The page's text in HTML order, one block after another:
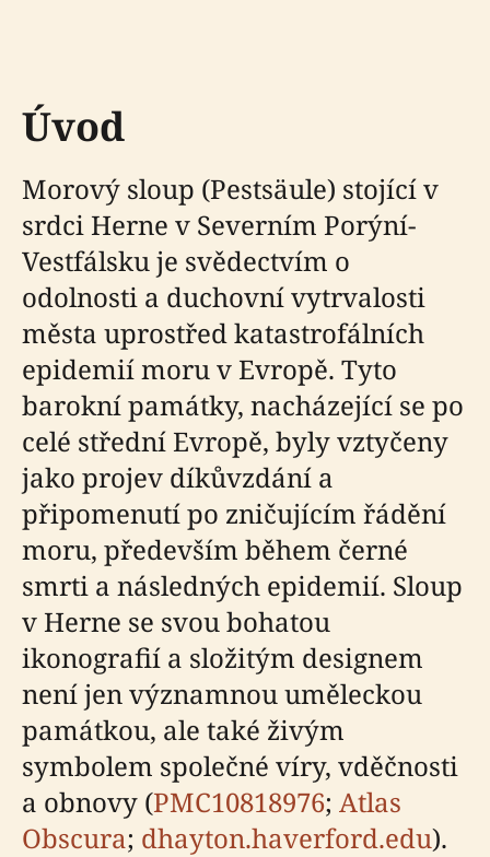
Úvod
Morový sloup (Pestsäule) stojící v
srdci Herne v Severním Porýní-
Vestfálsku je svědectvím o
odolnosti a duchovní vytrvalosti
města uprostřed katastrofálních
epidemií moru v Evropě. Tyto
barokní památky, nacházející se po
celé střední Evropě, byly vztyčeny
jako projev díkůvzdání a
připomenutí po zničujícím řádění
moru, především během černé
smrti a následných epidemií. Sloup
v Herne se svou bohatou
ikonografií a složitým designem
není jen významnou uměleckou
památkou, ale také živým
symbolem společné víry, vděčnosti
a obnovy (PMC10818976; Atlas
Obscura; dhayton.haverford.edu).